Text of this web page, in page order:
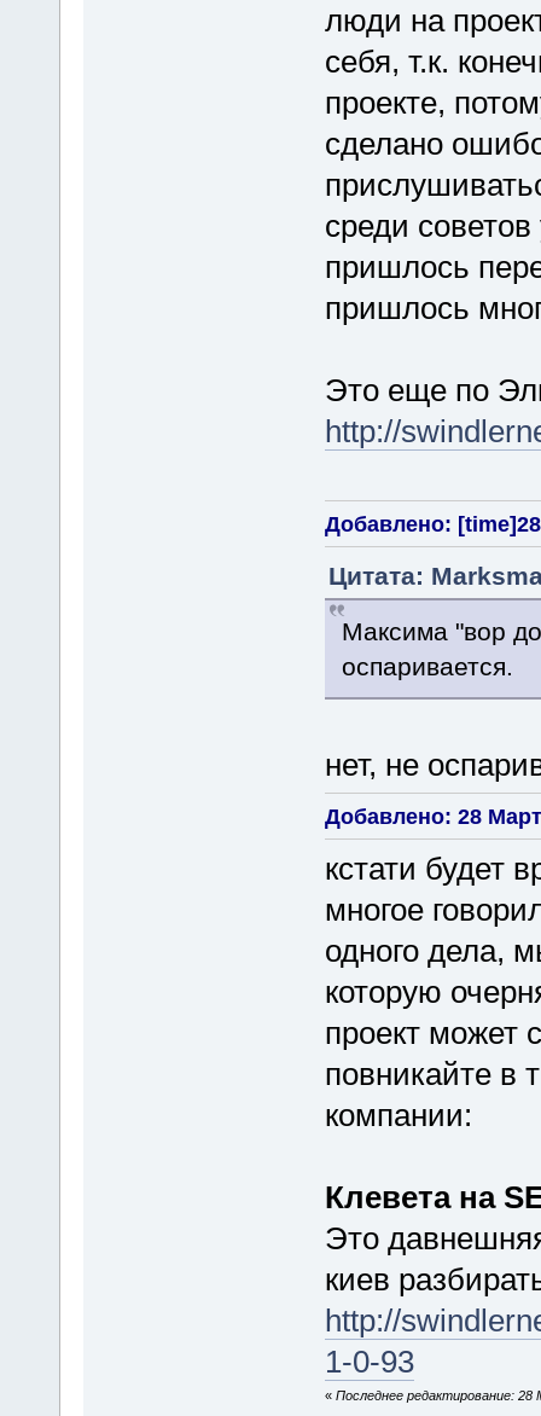
люди на
себя, т.к.
проекте,
сделано
среди
пришлось
пришлось
Это еще по
http://
Добавлено:
Цитата:
Максима "вор
оспаривается.
нет, не
Добавлено: 28
кстати будет
многое
одного дела,
которую
проект может
повникайте в
компании:
Клевета на
Это
киев
http://
1-0-93
« Последнее редактирование: